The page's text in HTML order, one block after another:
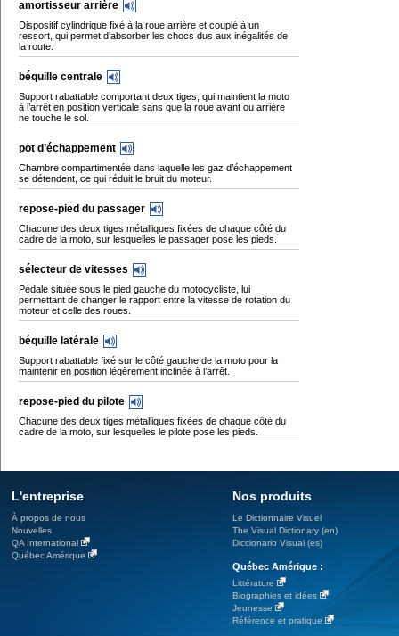
amortisseur arrière
Dispositif cylindrique fixé à la roue arrière et couplé à un
ressort, qui permet d’absorber les chocs dus aux inégalités de
la route.
béquille centrale
Support rabattable comportant deux tiges, qui maintient la moto
à l’arrêt en position verticale sans que la roue avant ou arrière
ne touche le sol.
pot d’échappement
Chambre compartimentée dans laquelle les gaz d’échappement
se détendent, ce qui réduit le bruit du moteur.
repose-pied du passager
Chacune des deux tiges métalliques fixées de chaque côté du
cadre de la moto, sur lesquelles le passager pose les pieds.
sélecteur de vitesses
Pédale située sous le pied gauche du motocycliste, lui
permettant de changer le rapport entre la vitesse de rotation du
moteur et celle des roues.
béquille latérale
Support rabattable fixé sur le côté gauche de la moto pour la
maintenir en position légèrement inclinée à l’arrêt.
repose-pied du pilote
Chacune des deux tiges métalliques fixées de chaque côté du
cadre de la moto, sur lesquelles le pilote pose les pieds.
L'entreprise
À propos de nous
Nouvelles
QA International
Québec Amérique
Nos produits
Le Dictionnaire Visuel
The Visual Dictionary (en)
Diccionario Visual (es)
Québec Amérique :
Littérature
Biographies et idées
Jeunesse
Référence et pratique